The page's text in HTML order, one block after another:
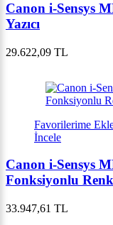
Canon i-Sensys
Yazıcı
29.622,09 TL
Favorilerime
İncele
Canon i-Sensys
Fonksiyonlu
33.947,61 TL